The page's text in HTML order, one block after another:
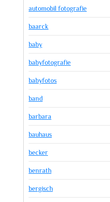
automobil fotografie
baarck
baby
babyfotografie
babyfotos
band
barbara
bauhaus
becker
benrath
bergisch